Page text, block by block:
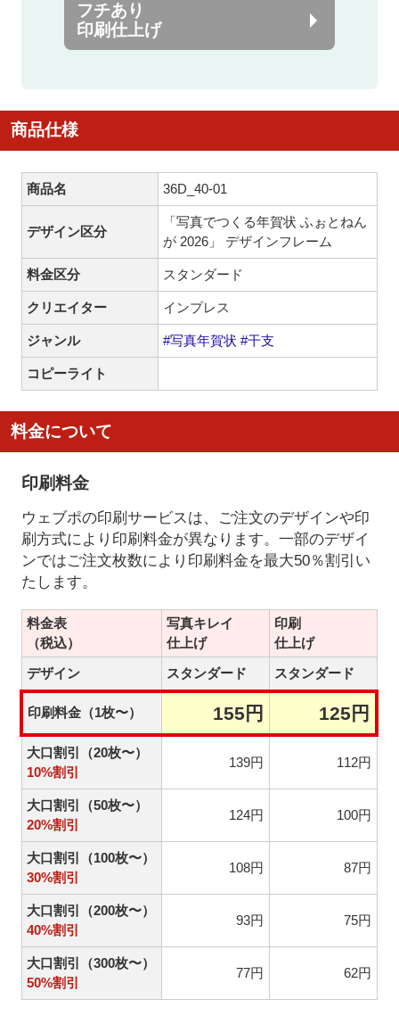
フチあり
印刷仕上げ
商品仕様
商品名 36D_40-01
デザイン区分
「写真でつくる年賀状 ふぉとねん
が 2026」 デザインフレーム
料金区分 スタンダード
クリエイター インプレス
ジャンル #写真年賀状 #干支
コピーライト
料金について
印刷料金
ウェブポの印刷サービスは、ご注文のデザインや印
刷方式により印刷料金が異なります。一部のデザイ
ンではご注文枚数により印刷料金を最大50％割引い
たします。
料金表
（税込）
写真キレイ
仕上げ
印刷
仕上げ
デザイン
スタンダード スタンダード
印刷料金（1枚〜） 155円 125円
大口割引（20枚〜）
10%割引
139円 112円
大口割引（50枚〜）
20%割引
124円 100円
大口割引（100枚〜）
30%割引
108円 87円
大口割引（200枚〜）
40%割引
93円 75円
大口割引（300枚〜）
50%割引
77円 62円